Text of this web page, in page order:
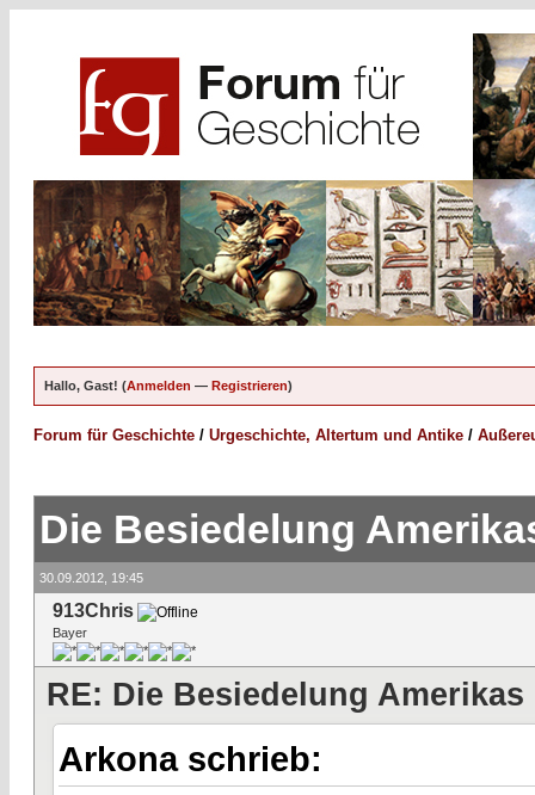
Hallo, Gast! (Anmelden — Registrieren)
Forum für Geschichte / Urgeschichte, Altertum und Antike /
Die Besiedelung
30.09.2012, 19:45
913Chris
Bayer
RE: Die Besiedelung Amerikas
Arkona schrieb: